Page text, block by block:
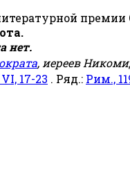
нет.
, иереев
17-23 . Ряд.: Рим.,